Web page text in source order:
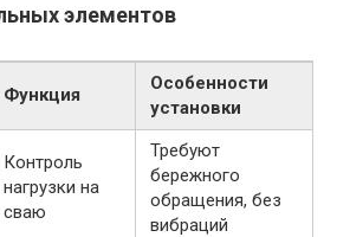
элементов
Функция
Особенности
установки
Контроль
нагрузки на
сваю
Требуют
бережного
обращения, без
вибраций